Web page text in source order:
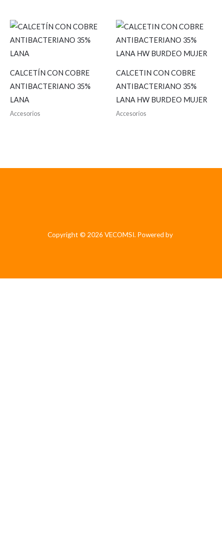
CALCETÍN CON COBRE
ANTIBACTERIANO 35%
LANA
Accesorios
CALCETIN CON COBRE
ANTIBACTERIANO 35%
LANA HW BURDEO MUJER
Accesorios
Copyright © 2026 VECOMSI. Powered by